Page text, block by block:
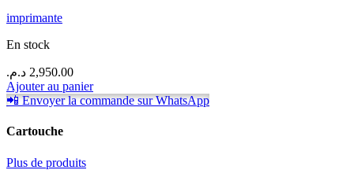
imprimante
En stock
2,950.00 د.م.
Ajouter au panier
📲 Envoyer la commande sur WhatsApp
Cartouche
Plus de produits